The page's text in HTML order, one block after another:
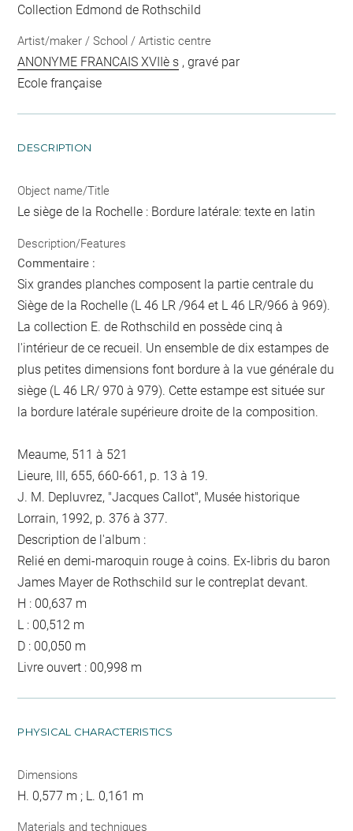
Collection Edmond de Rothschild
Artist/maker / School / Artistic centre
ANONYME FRANCAIS XVIIè s , gravé par
Ecole française
DESCRIPTION
Object name/Title
Le siège de la Rochelle : Bordure latérale: texte en latin
Description/Features
Commentaire :
Six grandes planches composent la partie centrale du
Siège de la Rochelle (L 46 LR /964 et L 46 LR/966 à 969).
La collection E. de Rothschild en possède cinq à
l'intérieur de ce recueil. Un ensemble de dix estampes de
plus petites dimensions font bordure à la vue générale du
siège (L 46 LR/ 970 à 979). Cette estampe est située sur
la bordure latérale supérieure droite de la composition.
Meaume, 511 à 521
Lieure, III, 655, 660-661, p. 13 à 19.
J. M. Depluvrez, "Jacques Callot", Musée historique
Lorrain, 1992, p. 376 à 377.
Description de l'album :
Relié en demi-maroquin rouge à coins. Ex-libris du baron
James Mayer de Rothschild sur le contreplat devant.
H : 00,637 m
L : 00,512 m
D : 00,050 m
Livre ouvert : 00,998 m
PHYSICAL CHARACTERISTICS
Dimensions
H. 0,577 m ; L. 0,161 m
Materials and techniques